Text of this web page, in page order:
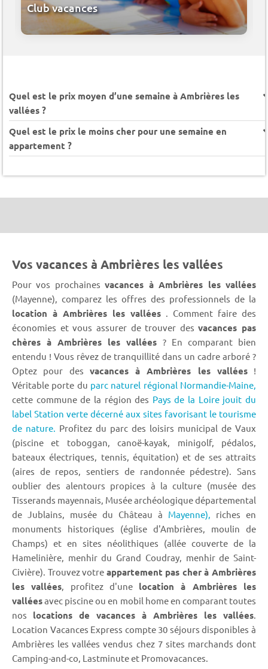
Club vacances
Quel est le prix moyen d’une semaine à Ambrières les
vallées ?
Quel est le prix le moins cher pour une semaine en
appartement ?
Vos vacances à Ambrières les vallées
Pour vos prochainesvacances à Ambrières les vallées
(Mayenne), comparez les offres des professionnels de la
location à Ambrières les vallées
. Comment faire des
économies et vous assurer de trouver desvacances pas
chères à Ambrières les vallées ? En comparant bien
entendu ! Vous rêvez de tranquillité dans un cadre arboré ?
Optez pour des vacances à Ambrières les vallées!
Véritable porte du parc naturel régional Normandie-Maine,
cette commune de la région des Pays de la Loire jouit du
label Station verte décerné aux sites favorisant le tourisme
de nature. Profitez du parc des loisirs municipal de Vaux
(piscine et toboggan, canoë-kayak, minigolf, pédalos,
bateaux électriques, tennis, équitation) et de ses attraits
(aires de repos, sentiers de randonnée pédestre). Sans
oublier des alentours propices à la culture (musée des
Tisserands mayennais, Musée archéologique départemental
de Jublains, musée du Château à Mayenne),
riches en
monuments historiques (église d'Ambrières, moulin de
Champs) et en sites néolithiques (allée couverte de la
Hamelinière, menhir du Grand Coudray, menhir de Saint-
Civière). Trouvez votre appartement pas cher à Ambrières
les vallées , profitez d'une location à Ambrières les
valléesavec piscine ou en mobil home en comparant toutes
nos locations de vacances à Ambrières les vallées
Location Vacances Express compte 30 séjours disponibles à
Ambrières les vallées vendus chez 7 sites marchands dont
Camping-and-co, Lastminute et Promovacances.